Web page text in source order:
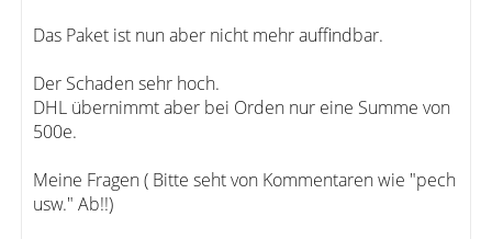
Das Paket ist nun aber nicht mehr auffindbar.
Der Schaden sehr hoch.
DHL übernimmt aber bei Orden nur eine Summe von
500e.
Meine Fragen ( Bitte seht von Kommentaren wie "pech
usw." Ab!!)